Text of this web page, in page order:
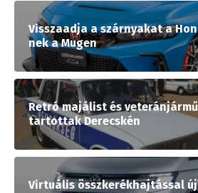
Visszaadja a szárnyakat a
nek a Mugen
Retró majálist és
tartottak Derecskén
Virtuális összkerékhajtással